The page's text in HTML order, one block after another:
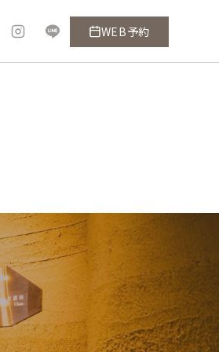
WEB予約